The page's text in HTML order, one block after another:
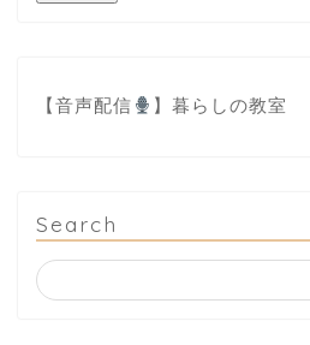
【音声配信 】暮らしの教室
Search